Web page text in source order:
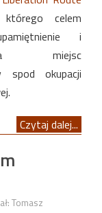
celem
i
miejsc
spod okupacji
Czytaj dalej...
Tomasz